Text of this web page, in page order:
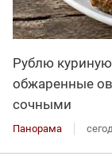
Рублю
обжаренные
сочными
Панорама